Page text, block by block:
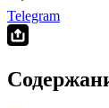
Telegram